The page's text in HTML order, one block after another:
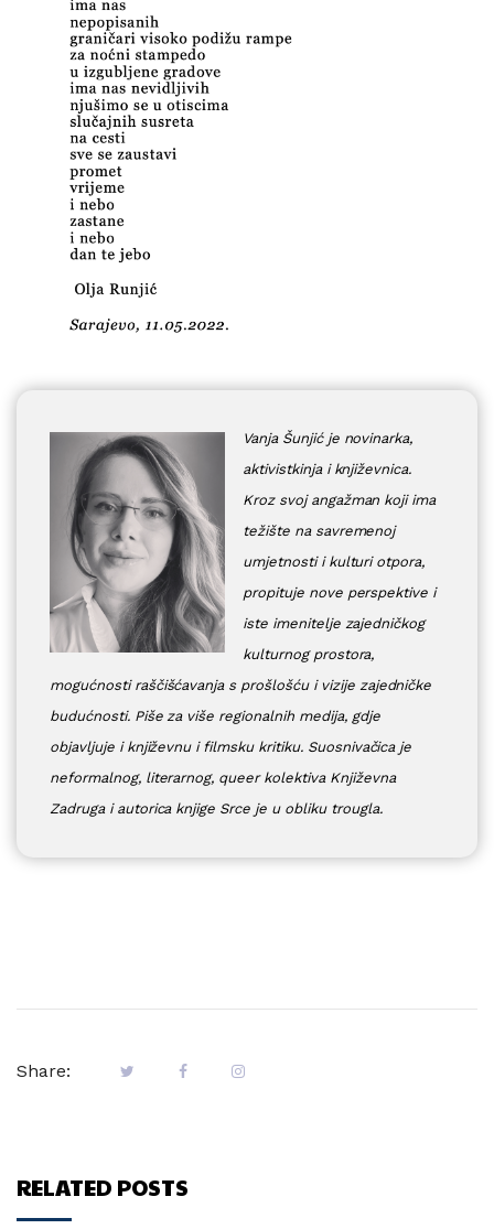
Vanja Šunjić je novinarka,
aktivistkinja i književnica.
Kroz svoj angažman koji ima
težište na savremenoj
umjetnosti i kulturi otpora,
propituje nove perspektive i
iste imenitelje zajedničkog
kulturnog prostora,
mogućnosti raščišćavanja s prošlošću i vizije zajedničke
budućnosti. Piše za više regionalnih medija, gdje
objavljuje i književnu i filmsku kritiku. Suosnivačica je
neformalnog, literarnog, queer kolektiva Književna
Zadruga i autorica knjige Srce je u obliku trougla.
Share:
RELATED POSTS